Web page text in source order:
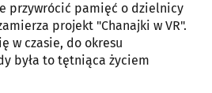
przywrócić pamięć o dzielnicy
projekt "Chanajki w VR".
w czasie, do okresu
była to tętniąca życiem